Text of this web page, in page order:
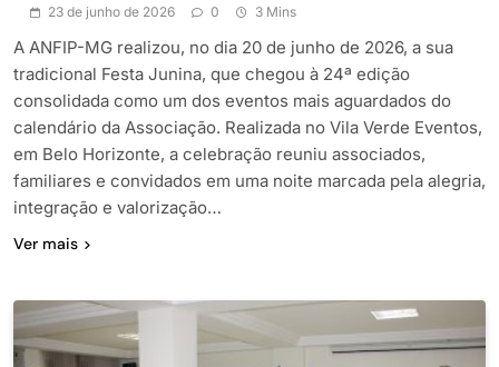
23 de junho de 2026 0 3 Mins
A ANFIP-MG realizou, no dia 20 de junho de 2026, a sua
tradicional Festa Junina, que chegou à 24ª edição
consolidada como um dos eventos mais aguardados do
calendário da Associação. Realizada no Vila Verde Eventos,
em Belo Horizonte, a celebração reuniu associados,
familiares e convidados em uma noite marcada pela alegria,
integração e valorização…
Ver mais